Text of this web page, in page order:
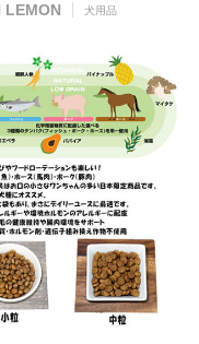
LEMON 犬用品